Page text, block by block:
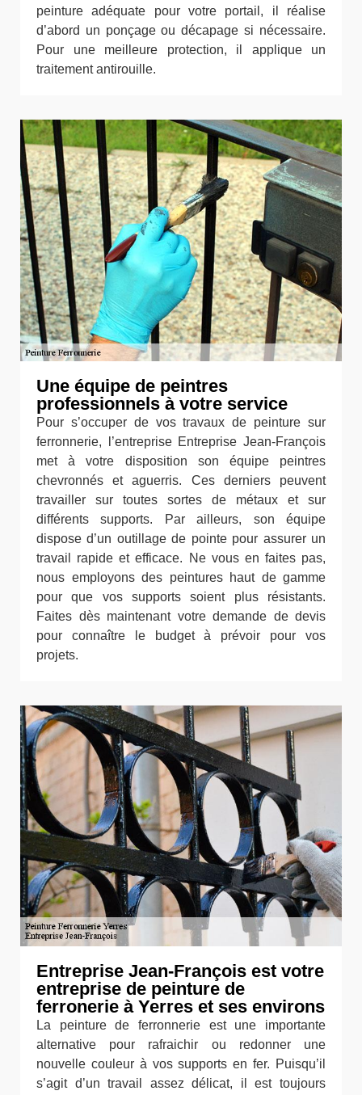
peinture adéquate pour votre portail, il réalise
d’abord un ponçage ou décapage si nécessaire.
Pour une meilleure protection, il applique un
traitement antirouille.
Une équipe de peintres
professionnels à votre service
Pour s’occuper de vos travaux de peinture sur
ferronnerie, l’entreprise Entreprise Jean-François
met à votre disposition son équipe peintres
chevronnés et aguerris. Ces derniers peuvent
travailler sur toutes sortes de métaux et sur
différents supports. Par ailleurs, son équipe
dispose d’un outillage de pointe pour assurer un
travail rapide et efficace. Ne vous en faites pas,
nous employons des peintures haut de gamme
pour que vos supports soient plus résistants.
Faites dès maintenant votre demande de devis
pour connaître le budget à prévoir pour vos
projets.
Entreprise Jean-François est votre
entreprise de peinture de
ferronerie à Yerres et ses environs
La peinture de ferronnerie est une importante
alternative pour rafraichir ou redonner une
nouvelle couleur à vos supports en fer. Puisqu’il
s’agit d’un travail assez délicat, il est toujours